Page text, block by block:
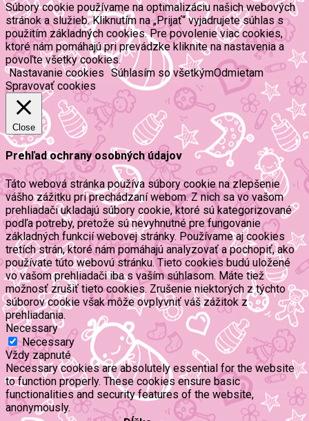
Súbory cookie používame na optimalizáciu našich webových
stránok a služieb. Kliknutím na „Prijať“ vyjadrujete súhlas s
použitím základných cookies. Pre povolenie viac cookies,
ktoré nám pomáhajú pri prevádzke kliknite na nastavenia a
povoľte všetky cookies.
Nastavanie cookies Súhlasím so všetkýmOdmietam
Spravovať cookies
Close
Prehľad ochrany osobných údajov
Táto webová stránka používa súbory cookie na zlepšenie
vášho zážitku pri prechádzaní webom. Z nich sa vo vašom
prehliadači ukladajú súbory cookie, ktoré sú kategorizované
podľa potreby, pretože sú nevyhnutné pre fungovanie
základných funkcií webovej stránky. Používame aj cookies
tretích strán, ktoré nám pomáhajú analyzovať a pochopiť, ako
používate túto webovú stránku. Tieto cookies budú uložené
vo vašom prehliadači iba s vaším súhlasom. Máte tiež
možnosť zrušiť tieto cookies. Zrušenie niektorých z týchto
súborov cookie však môže ovplyvniť váš zážitok z
prehliadania.
Necessary
Necessary
Vždy zapnuté
Necessary cookies are absolutely essential for the website
to function properly. These cookies ensure basic
functionalities and security features of the website,
anonymously.